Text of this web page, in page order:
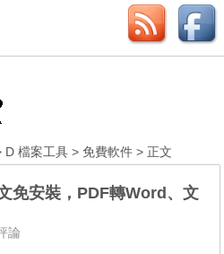
D 檔案工具 >免費軟件 > 正文
免安裝，PDF轉Word、文
論